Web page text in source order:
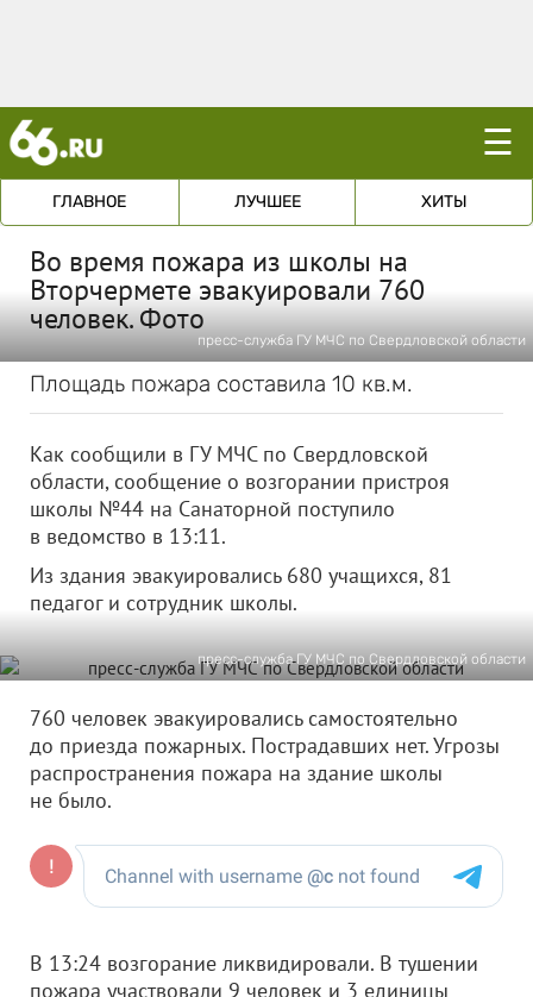
☰
ГЛАВНОЕ ЛУЧШЕЕ ХИТЫ
Во время пожара из школы на
Вторчермете эвакуировали 760
человек. Фото
пресс-служба ГУ МЧС по Свердловской области
Площадь пожара составила 10 кв.м.
Как сообщили в ГУ МЧС по Свердловской
области, сообщение о возгорании пристроя
школы №44 на Санаторной поступило
в ведомство в 13:11.
Из здания эвакуировались 680 учащихся, 81
педагог и сотрудник школы.
пресс-служба ГУ МЧС по Свердловской области
760 человек эвакуировались самостоятельно
до приезда пожарных. Пострадавших нет. Угрозы
распространения пожара на здание школы
не было.
В 13:24 возгорание ликвидировали. В тушении
пожара участвовали 9 человек и 3 единицы